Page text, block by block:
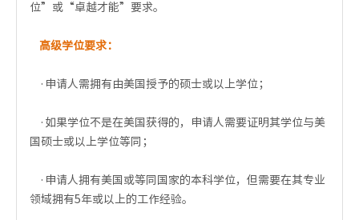
位”或“卓越才能”要求。
高级学位要求：
·申请人需拥有由美国授予的硕士或以上学位；
·如果学位不是在美国获得的，申请人需要证明其学位与美
国硕士或以上学位等同；
·申请人拥有美国或等同国家的本科学位，但需要在其专业
领域拥有5年或以上的工作经验。